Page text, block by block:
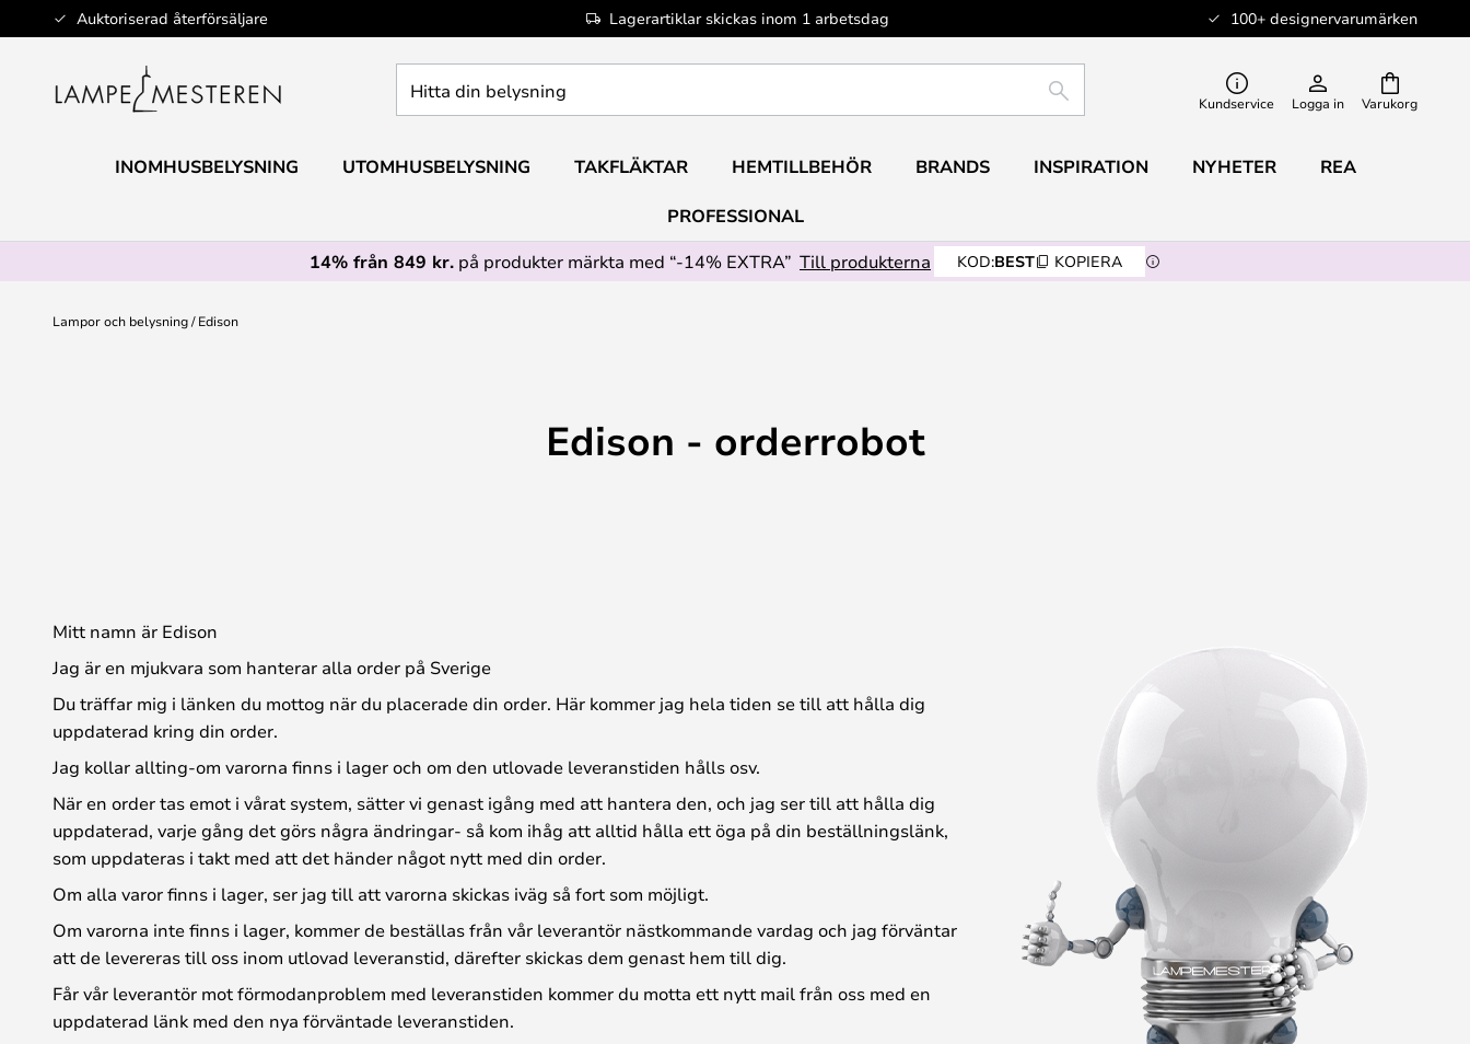
Auktoriserad återförsäljare Lagerartiklar skickas inom 1 arbetsdag 100+ designervarumärken
Hoppa
till
Varukorg
din
SÖK Kundservice Logga in
INOMHUSBELYSNING UTOMHUSBELYSNING TAKFLÄKTAR HEMTILLBEHÖR BRANDS INSPIRATION NYHETER REA
PROFESSIONAL
14% från 849 kr. på produkter märkta med “-14% EXTRA” Till produkterna KOD:BEST KOPIERA
Lampor och belysning Edison
Edison - orderrobot
Mitt namn är Edison
Jag är en mjukvara som hanterar alla order på Sverige
Du träffar mig i länken du mottog när du placerade din order. Här kommer jag hela tiden se till att hålla dig
uppdaterad kring din order.
Jag kollar allting-om varorna finns i lager och om den utlovade leveranstiden hålls osv.
När en order tas emot i vårat system, sätter vi genast igång med att hantera den, och jag ser till att hålla dig
uppdaterad, varje gång det görs några ändringar- så kom ihåg att alltid hålla ett öga på din beställningslänk,
som uppdateras i takt med att det händer något nytt med din order.
Om alla varor finns i lager, ser jag till att varorna skickas iväg så fort som möjligt.
Om varorna inte finns i lager, kommer de beställas från vår leverantör nästkommande vardag och jag förväntar
att de levereras till oss inom utlovad leveranstid, därefter skickas dem genast hem till dig.
Får vår leverantör mot förmodanproblem med leveranstiden kommer du motta ett nytt mail från oss med en
uppdaterad länk med den nya förväntade leveranstiden.